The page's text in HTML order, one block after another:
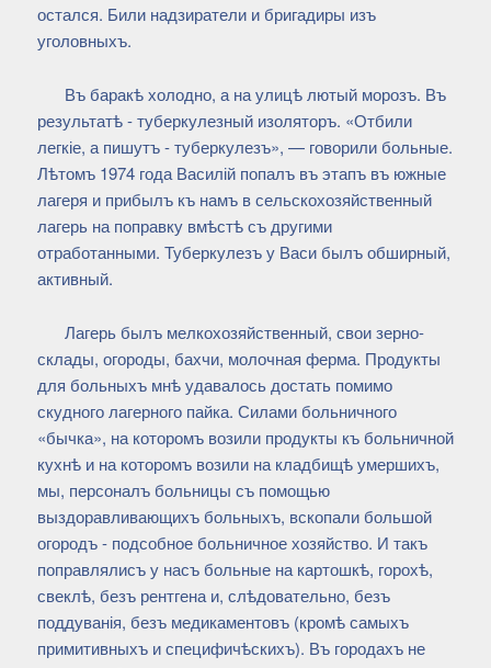
остался. Били надзиратели и бригадиры изъ
уголовныхъ.
Въ баракѣ холодно, а на улицѣ лютый морозъ. Въ
результатѣ - туберкулезный изоляторъ. «Отбили
легкіе, а пишутъ - туберкулезъ», — говорили больные.
Лѣтомъ 1974 года Василій попалъ въ этапъ въ южные
лагеря и прибылъ къ намъ в сельскохозяйственный
лагерь на поправку вмѣстѣ съ другими
отработанными. Туберкулезъ у Васи былъ обширный,
активный.
Лагерь былъ мелкохозяйственный, свои зерно-
склады, огороды, бахчи, молочная ферма. Продукты
для больныхъ мнѣ удавалось достать помимо
скудного лагерного пайка. Силами больничного
«бычка», на которомъ возили продукты къ больничной
кухнѣ и на которомъ возили на кладбищѣ умершихъ,
мы, персоналъ больницы съ помощью
выздоравливающихъ больныхъ, вскопали большой
огородъ - подсобное больничное хозяйство. И такъ
поправлялисъ у насъ больные на картошкѣ, горохѣ,
свеклѣ, безъ рентгена и, слѣдовательно, безъ
поддуванія, безъ медикаментовъ (кромѣ самыхъ
примитивныхъ и специфичѣскихъ). Въ городахъ не